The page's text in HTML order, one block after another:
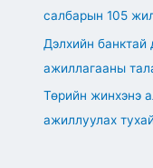
салбарын 105
Дэлхийн
ажиллагааны
Төрийн жинхэнэ
ажиллуулах